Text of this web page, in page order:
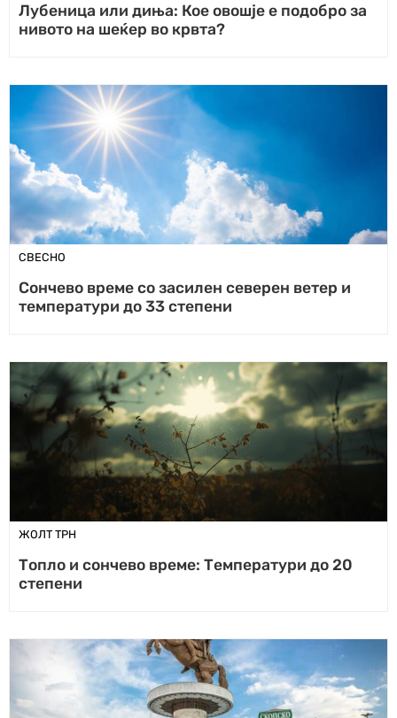
Лубеница или диња: Кое овошје е подобро за
нивото на шеќер во крвта?
СВЕСНО
Сончево време со засилен северен ветер и
температури до 33 степени
ЖОЛТ ТРН
Топло и сончево време: Температури до 20
степени